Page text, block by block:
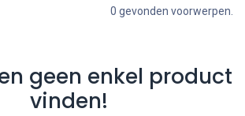
0 gevonden voorwerpen.
geen enkel product
vinden!